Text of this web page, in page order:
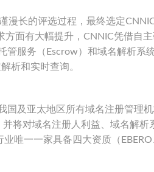
漫长的评选过程，最终选定CNNIC
方面有大幅提升，CNNIC凭借自
管服务（Escrow）和域名解析系
析和实时查询。
国及亚太地区所有域名注册管理
将对域名注册人利益、域名解析
唯一一家具备四大资质（EBERO